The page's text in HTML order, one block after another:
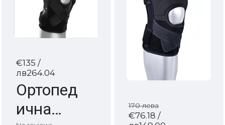
Ортопед
ична
€135 /
лв264.04
170 лева
€76.18 /